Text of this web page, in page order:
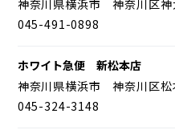
神奈川県横浜市 神奈川区神
045-491-0898
ホワイト急便 新松本店
神奈川県横浜市 神奈川区松
045-324-3148